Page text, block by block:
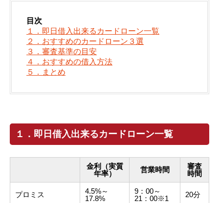
目次
１．即日借入出来るカードローン一覧
２．おすすめのカードローン３選
３．審査基準の目安
４．おすすめの借入方法
５．まとめ
１．即日借入出来るカードローン一覧
金利（実質
年率）
営業時間
審査
時間
プロミス
4.5%～
17.8%
9：00～
21：00※1
20分